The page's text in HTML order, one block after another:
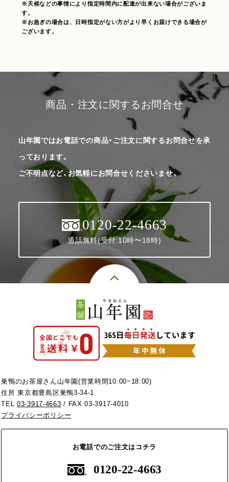
※天候などの事情により指定時間内に配達が出来ない場合がございま
す。
※お急ぎの場合は、日時指定がない方がより早くお届けできる場合が
ございます。
商品・注文に関するお問合せ
山年園ではお電話での商品・ご注文に関するお問合せを承
っております。
ご不明点など、お気軽にお問合せくださいませ。
0120-22-4663
通話無料(受付:10時〜18時)
巣鴨のお茶屋さん山年園(営業時間10:00~18:00)
住所 東京都豊島区巣鴨3-34-1
TEL03-3917-4663 / FAX 03-3917-4010
プライバシーポリシー
お電話でのご注文はコチラ
0120-22-4663